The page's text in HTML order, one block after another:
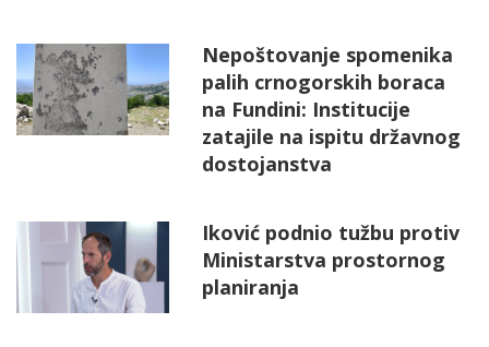
Nepoštovanje spomenika
palih crnogorskih boraca
na Fundini: Institucije
zatajile na ispitu državnog
dostojanstva
Iković podnio tužbu protiv
Ministarstva prostornog
planiranja